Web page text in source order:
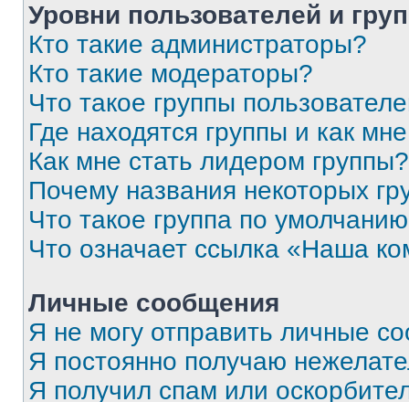
Уровни пользователей и
Кто такие администраторы?
Кто такие модераторы?
Что такое группы
Где находятся группы и как
Как мне стать лидером группы?
Почему названия некоторых
Что такое группа по
Что означает ссылка «Наша
Личные сообщения
Я не могу отправить личные
Я постоянно получаю
Я получил спам или